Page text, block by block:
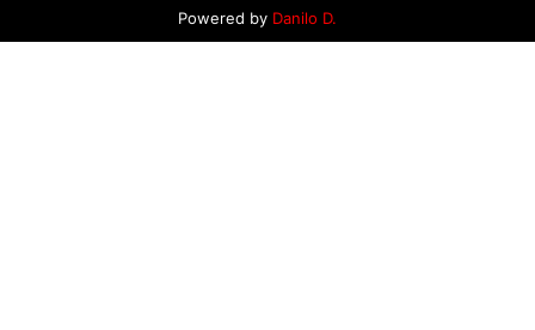
Powered by Danilo D.